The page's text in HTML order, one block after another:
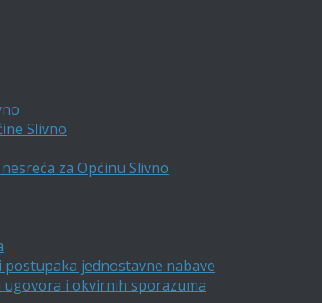
Slivno
za Općinu Slivno
jednostavne nabave
i okvirnih sporazuma